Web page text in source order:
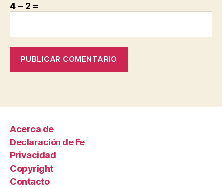
4 − 2 =
Acerca de
Declaración de Fe
Privacidad
Copyright
Contacto